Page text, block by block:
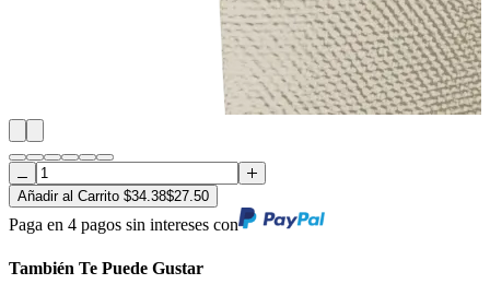
Añadir al Carrito $34.38$27.50
Paga en 4 pagos sin intereses con
También Te Puede Gustar